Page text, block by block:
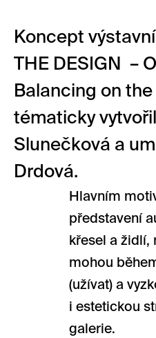
Koncept
THE DESIGN –
Balancing on
tématicky
Slunečková a
Drdová.
Hlavním
představení
křesel a židlí,
mohou
(užívat) a
i estetickou
galerie.